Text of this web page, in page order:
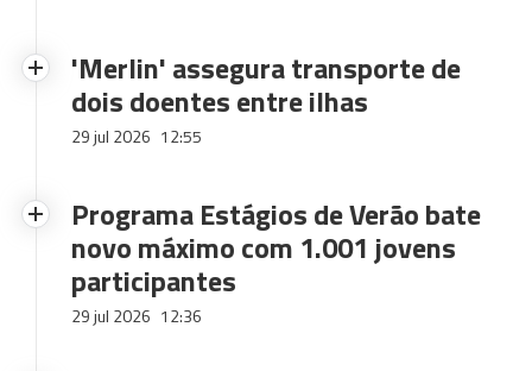
'Merlin' assegura transporte de
dois doentes entre ilhas
29 jul 2026 12:55
Programa Estágios de Verão bate
novo máximo com 1.001 jovens
participantes
29 jul 2026 12:36